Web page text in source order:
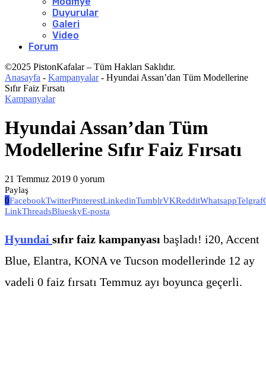
Duyurular
Galeri
Video
Forum
©2025 PistonKafalar – Tüm Hakları Saklıdır.
Anasayfa - Kampanyalar- Hyundai Assan’dan Tüm Modellerine
Sıfır Faiz Fırsatı
Kampanyalar
Hyundai Assan’dan Tüm
Modellerine Sıfır Faiz Fırsatı
21 Temmuz 2019 0 yorum
Paylaş
0FacebookTwitterPinterestLinkedinTumblrVKRedditWhatsappTelgraf
LinkThreadsBlueskyE-posta
Hyundai sıfır faiz kampanyası başladı! i20, Accent
Blue, Elantra, KONA ve Tucson modellerinde 12 ay
vadeli 0 faiz fırsatı Temmuz ayı boyunca geçerli.